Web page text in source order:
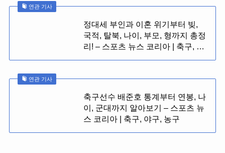
연관 기사
정대세 부인과 이혼 위기부터 빚,
국적, 탈북, 나이, 부모, 형까지 총정
리! – 스포츠 뉴스 코리아 | 축구, …
연관 기사
축구선수 배준호 통계부터 연봉, 나
이, 군대까지 알아보기 – 스포츠 뉴
스 코리아 | 축구, 야구, 농구